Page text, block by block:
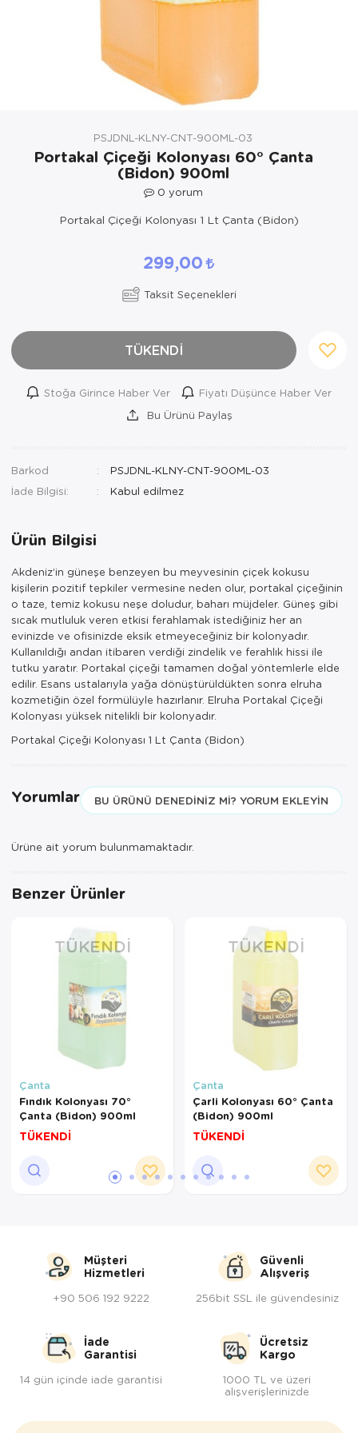
PSJDNL-KLNY-CNT-900ML-03
Portakal Çiçeği Kolonyası 60° Çanta
(Bidon) 900ml
0 yorum
Portakal Çiçeği Kolonyası 1 Lt Çanta (Bidon)
299,00
Taksit Seçenekleri
TÜKENDİ
Stoğa Girince Haber Ver
Fiyatı Düşünce Haber Ver
Bu Ürünü Paylaş
Barkod
PSJDNL-KLNY-CNT-900ML-03
İade Bilgisi:
Ürün Bilgisi
Akdeniz’in güneşe benzeyen bu meyvesinin çiçek kokusu
kişilerin pozitif tepkiler vermesine neden olur, portakal çiçeğinin
o taze, temiz kokusu neşe doludur, baharı müjdeler. Güneş gibi
sıcak mutluluk veren etkisi ferahlamak istediğiniz her an
evinizde ve ofisinizde eksik etmeyeceğiniz bir kolonyadır.
Kullanıldığı andan itibaren verdiği zindelik ve ferahlık hissi ile
tutku yaratır. Portakal çiçeği tamamen doğal yöntemlerle elde
edilir. Esans ustalarıyla yağa dönüştürüldükten sonra elruha
kozmetiğin özel formülüyle hazırlanır. Elruha Portakal Çiçeği
Kolonyası yüksek nitelikli bir kolonyadır.
Portakal Çiçeği Kolonyası 1 Lt Çanta (Bidon)
Yorumlar BU ÜRÜNÜ DENEDINIZ MI? YORUM EKLEYIN
Ürüne ait yorum bulunmamaktadır.
Benzer Ürünler
TÜKENDI
Çanta
Fındık Kolonyası 70°
Çanta (Bidon) 900ml
TÜKENDİ
TÜKENDI
Çanta
Çarli Kolonyası 60° Çanta
(Bidon) 900ml
TÜKENDİ
Müşteri
Hizmetleri
+90 506 192 9222
Güvenli
Alışveriş
256bit SSL ile güvendesiniz
İade
Garantisi
14 gün içinde iade garantisi
Ücretsiz
Kargo
1000 TL ve üzeri
alışverişlerinizde